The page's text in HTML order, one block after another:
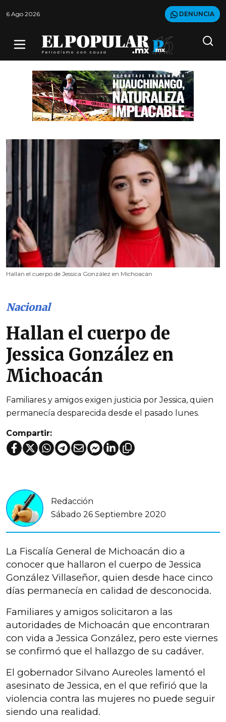
6 Ago 2026 DENUNCIA
Hallan el cuerpo de Jessica González en Michoacán
Nacional
Hallan el cuerpo de
Jessica González en
Michoacán
Familiares y amigos exigen justicia por Jessica, quien
permanecía desparecida desde el pasado lunes.
Compartir:
Redacción
Sábado 26 Septiembre 2020
La Fiscalía General de Michoacán dio a
conocer que hallaron el cuerpo de Jessica
González Villaseñor, quien desde hace cinco
días permanecía en calidad de desconocida.
Familiares y amigos solicitaron a las
autoridades de Michoacán que encontraran
con vida a Jessica González, pero este viernes
se confirmó que el hallazgo de su cadáver.
El gobernador Silvano Aureoles lamentó el
asesinato de Jessica, en el que refirió que la
violencia contra las mujeres no puede seguir
siendo una realidad.